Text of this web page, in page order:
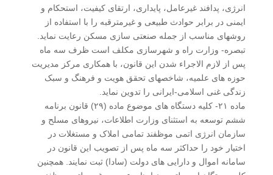
انرژی، پدافند غیرعامل، پایداری، ارتقای کیفیت، استحکام و
ایمنی در برابر حوادث طبیعی و غیرمترقبه را با استفاده از
روشهای مناسب از جمله صنعتی سازی مسکن رعایت نماید.
تبصره- وزارت راه و شهرسازی مکلف است ظرف سه ماه
پس از لازم الاجراء شدن این قانون، با همکاری مرکز مدیریت
حوزه های علمیه، شاخصهای تحقق هویت و فرهنگ و سبک
زندگی غنی اسلامی-ایرانی را تدوین نماید.
ماده ۲۱- کلیه دستگاه های موضوع ماده (۲۹) قانون برنامه
ششم توسعه به استثنای وزارت اطلاعات، نیروهای مسلح و
سازمان انرژی اتمی موظفند تمامی املاک و مستغلات در
اختیار خود را حداکثر سه ماه پس از تصویب این قانون در
سامانه اموال و دارایی های دولت (سادا) ثبت نمایند. همچنین